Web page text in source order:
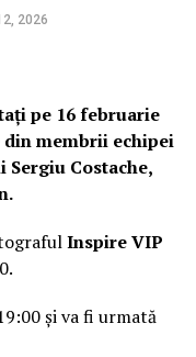
2026
pe 16 februarie
membrii echipei
Sergiu Costache,
Inspire VIP
și va fi urmată